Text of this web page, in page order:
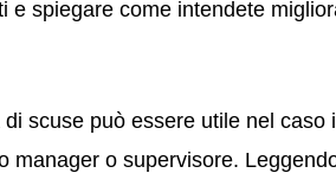
e spiegare come intendete
scuse può essere utile nel caso
manager o supervisore.